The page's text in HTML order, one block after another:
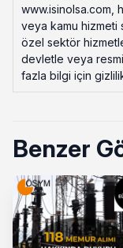
www.isinolsa.com,
veya kamu hizmeti
özel sektör
devletle veya resmi
fazla bilgi için
Benzer